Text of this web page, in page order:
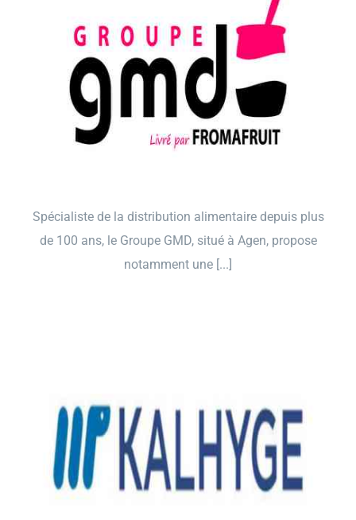
Spécialiste de la distribution alimentaire depuis plus
de 100 ans, le Groupe GMD, situé à Agen, propose
notamment une [...]